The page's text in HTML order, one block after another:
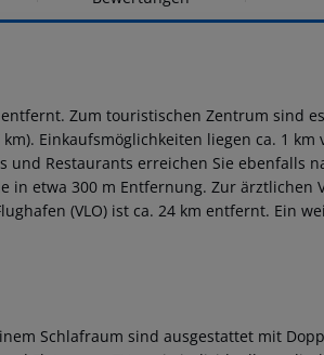
Zum touristischen Zentrum sind
km). Einkaufsmöglichkeiten liegen ca. 1 km
und Restaurants erreichen Sie ebenfalls
in etwa 300 m Entfernung. Zur ärztlichen
(VLO) ist ca. 24 km entfernt. Ein
Schlafraum sind ausgestattet mit